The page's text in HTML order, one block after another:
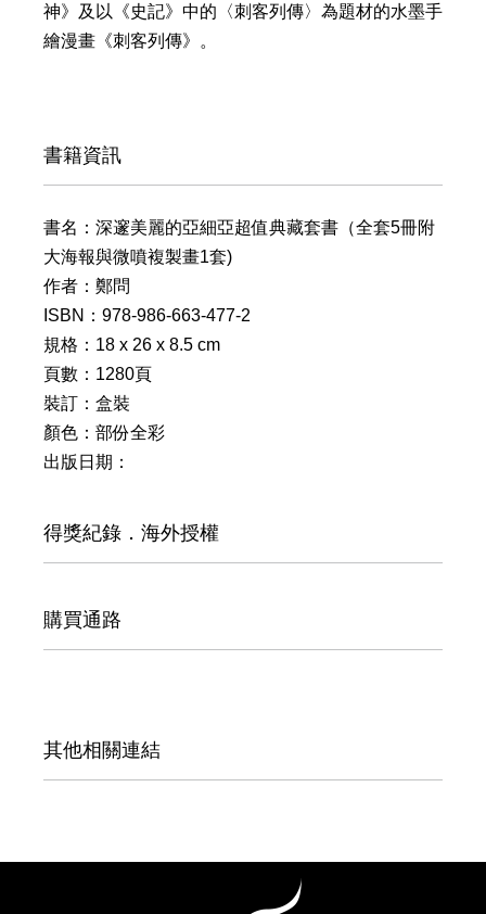
神》及以《史記》中的〈刺客列傳〉為題材的水墨手
繪漫畫《刺客列傳》。
書籍資訊
書名：深邃美麗的亞細亞超值典藏套書（全套5冊附
大海報與微噴複製畫1套)
作者：鄭問
ISBN：978-986-663-477-2
規格：18 x 26 x 8.5 cm
頁數：1280頁
裝訂：盒裝
顏色：部份全彩
出版日期：
得獎紀錄．海外授權
購買通路
其他相關連結